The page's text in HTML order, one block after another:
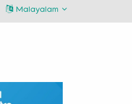
Malayalam